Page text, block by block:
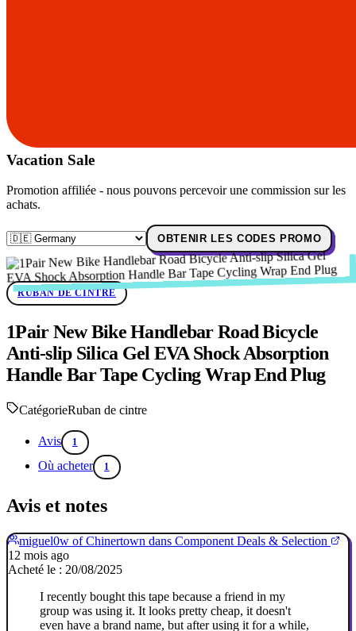
Vacation Sale
Promotion affiliée - nous pouvons percevoir une commission sur les
achats.
OBTENIR LES CODES PROMO
RUBAN DE CINTRE
1Pair New Bike Handlebar Road Bicycle
Anti-slip Silica Gel EVA Shock Absorption
Handle Bar Tape Cycling Wrap End Plug
CatégorieRuban de cintre
Avis 1
Où acheter 1
Avis et notes
miguel0w of Chinertown dans Component Deals & Selection
12 mois ago
Acheté le : 20/08/2025
I recently bought this tape because a friend in my
group was using it. It looks pretty cheap, it doesn't
even have a brand name, but after using it for a while,